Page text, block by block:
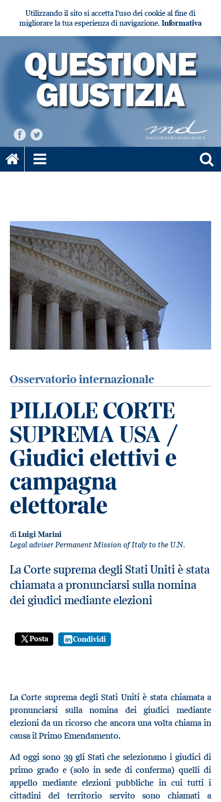
Utilizzando il sito si accetta l'uso dei cookie al fine di
migliorare la tua esperienza di navigazione. Informativa
Osservatorio internazionale
PILLOLE CORTE
SUPREMA USA /
Giudici elettivi e
campagna
elettorale
diLuigi Marini
Legal adviser Permanent Mission of Italy to the U.N.
La Corte suprema degli Stati Uniti è stata
chiamata a pronunciarsi sulla nomina
dei giudici mediante elezioni
Posta Condividi
La Corte suprema degli Stati Uniti è stata chiamata a
pronunciarsi sulla nomina dei giudici mediante
elezioni da un ricorso che ancora una volta chiama in
causa il Primo Emendamento.
Ad oggi sono 39 gli Stati che selezionano i giudici di
primo grado e (solo in sede di conferma) quelli di
appello mediante elezioni pubbliche in cui tutti i
cittadini del territorio servito sono chiamati a